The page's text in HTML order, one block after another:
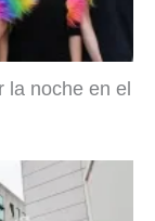
la noche en el